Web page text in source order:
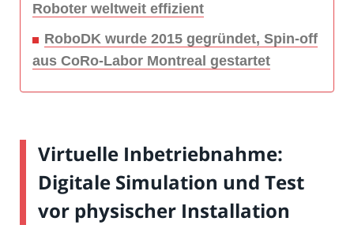
Roboter weltweit effizient
RoboDK wurde 2015 gegründet, Spin-off
aus CoRo-Labor Montreal gestartet
Virtuelle Inbetriebnahme:
Digitale Simulation und Test
vor physischer Installation